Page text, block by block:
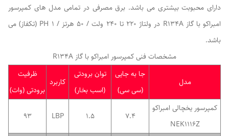
دارای محبوبت بیشتری می باشد. برق مصرفی در تمامی مدل های کمپرسور
امبراکو با گاز R134A در ولتاژ 220 تا 240 ولت / 50 هرتز / 1 PH (تکفاز) می
باشد.
مشخصات فنی کمپرسور امبراکو با گاز R134A
مدل
جا به جایی
(سی سی)
توان برودتی
(اسب بخار)
کاربرد
ظرفیت
برودتی (وات)
کمپرسور یخچالی امبراکو
NEK1116Z
7.4
1.5
LBP
93